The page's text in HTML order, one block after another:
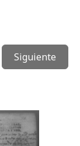
Siguiente